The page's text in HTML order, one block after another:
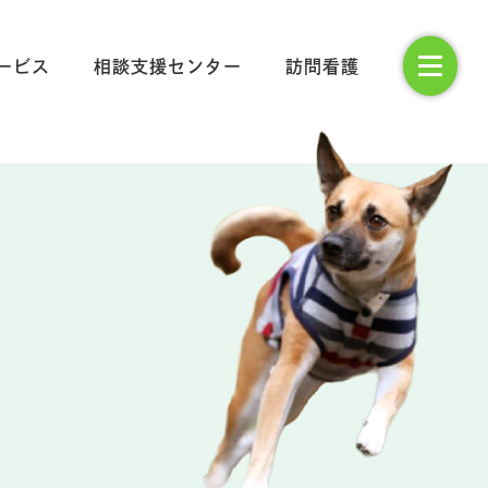
ビス 相談支援センター 訪問看護